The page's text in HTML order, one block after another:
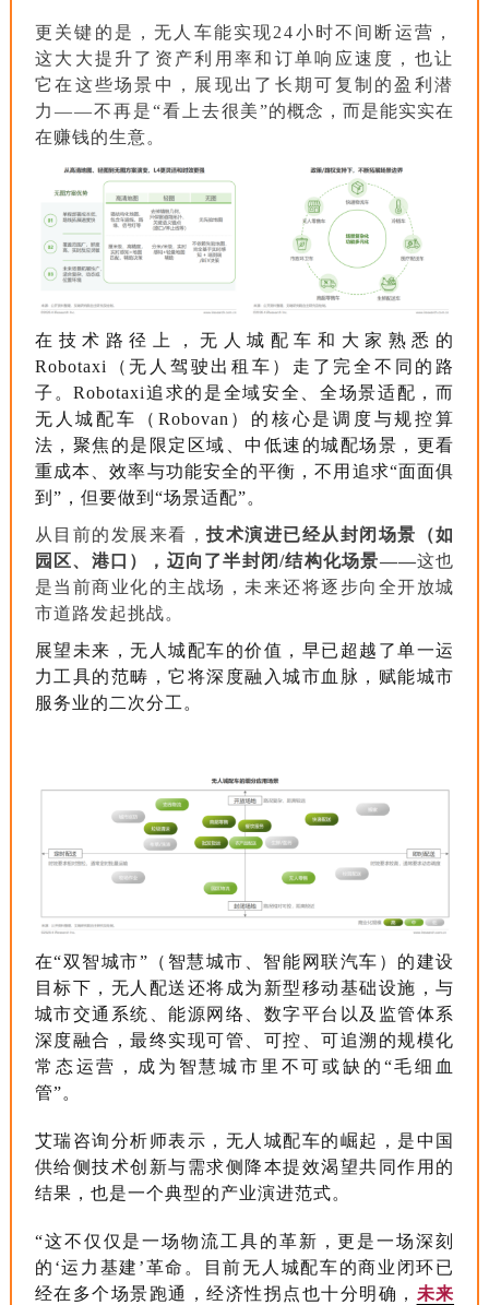
更关键的是，无人车能实现24小时不间断运营，
这大大提升了资产利用率和订单响应速度，也让
它在这些场景中，展现出了长期可复制的盈利潜
力——不再是“看上去很美”的概念，而是能实实在
在赚钱的生意。
在技术路径上，无人城配车和大家熟悉的
Robotaxi（无人驾驶出租车）走了完全不同的路
子。Robotaxi追求的是全域安全、全场景适配，而
无人城配车（Robovan）的核心是调度与规控算
法，聚焦的是限定区域、中低速的城配场景，更看
重成本、效率与功能安全的平衡，不用追求“面面俱
到”，但要做到“场景适配”。
从目前的发展来看，技术演进已经从封闭场景（如
园区、港口），迈向了半封闭/结构化场景——这也
是当前商业化的主战场，未来还将逐步向全开放城
市道路发起挑战。
展望未来，无人城配车的价值，早已超越了单一运
力工具的范畴，它将深度融入城市血脉，赋能城市
服务业的二次分工。
在“双智城市”（智慧城市、智能网联汽车）的建设
目标下，无人配送还将成为新型移动基础设施，与
城市交通系统、能源网络、数字平台以及监管体系
深度融合，最终实现可管、可控、可追溯的规模化
常态运营，成为智慧城市里不可或缺的“毛细血
管”。
艾瑞咨询分析师表示，无人城配车的崛起，是中国
供给侧技术创新与需求侧降本提效渴望共同作用的
结果，也是一个典型的产业演进范式。
“这不仅仅是一场物流工具的革新，更是一场深刻
的‘运力基建’革命。目前无人城配车的商业闭环已
经在多个场景跑通，经济性拐点也十分明确， 未来